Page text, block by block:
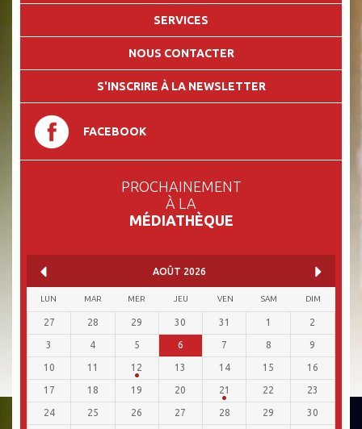
SERVICES
NOUS CONTACTER
S'INSCRIRE À LA NEWSLETTER
FACEBOOK
PROCHAINEMENT
À LA
MÉDIATHÈQUE
AOÛT 2026
LUN MAR MER JEU VEN SAM DIM
27 28 29 30 31 1 2
3 4 5 6 7 8 9
10 11 12 13 14 15 16
17 18 19 20 21 22 23
24 25 26 27 28 29 30